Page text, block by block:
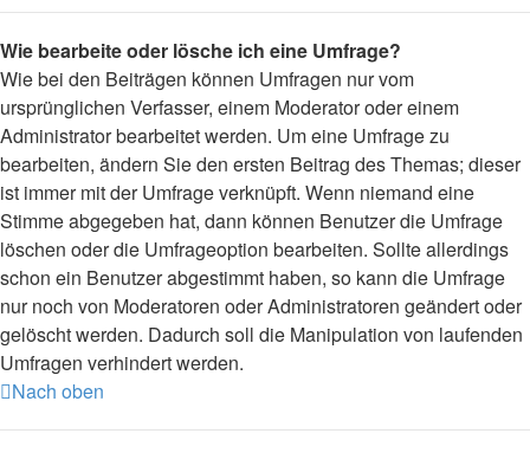
Wie bearbeite oder lösche ich eine Umfrage?
Wie bei den Beiträgen können Umfragen nur vom
ursprünglichen Verfasser, einem Moderator oder einem
Administrator bearbeitet werden. Um eine Umfrage zu
bearbeiten, ändern Sie den ersten Beitrag des Themas; dieser
ist immer mit der Umfrage verknüpft. Wenn niemand eine
Stimme abgegeben hat, dann können Benutzer die Umfrage
löschen oder die Umfrageoption bearbeiten. Sollte allerdings
schon ein Benutzer abgestimmt haben, so kann die Umfrage
nur noch von Moderatoren oder Administratoren geändert oder
gelöscht werden. Dadurch soll die Manipulation von laufenden
Umfragen verhindert werden.
Nach oben